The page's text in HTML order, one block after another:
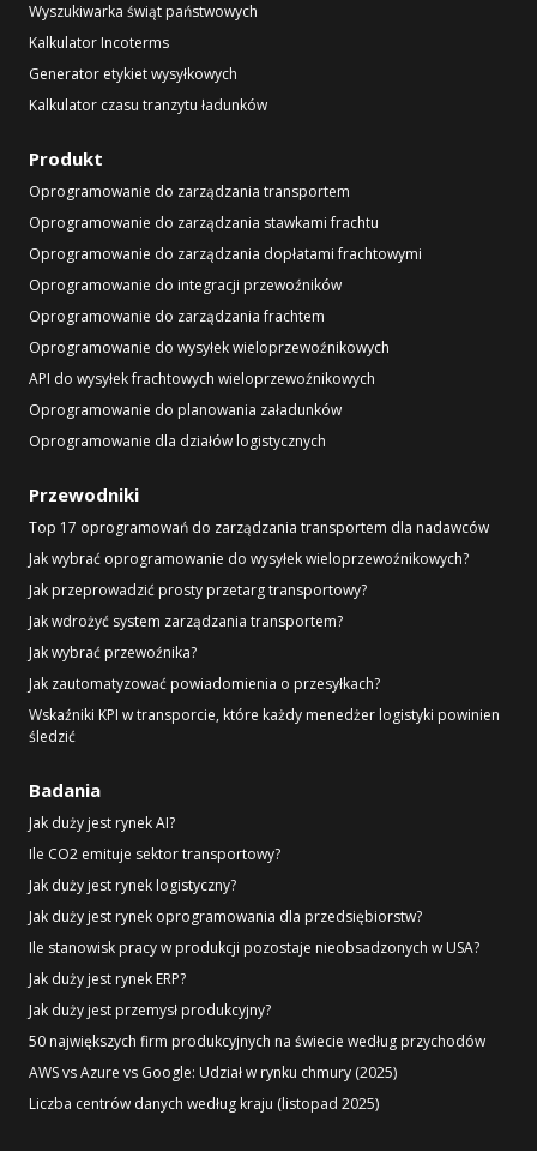
Wyszukiwarka świąt państwowych
Kalkulator Incoterms
Generator etykiet wysyłkowych
Kalkulator czasu tranzytu ładunków
Produkt
Oprogramowanie do zarządzania transportem
Oprogramowanie do zarządzania stawkami frachtu
Oprogramowanie do zarządzania dopłatami frachtowymi
Oprogramowanie do integracji przewoźników
Oprogramowanie do zarządzania frachtem
Oprogramowanie do wysyłek wieloprzewoźnikowych
API do wysyłek frachtowych wieloprzewoźnikowych
Oprogramowanie do planowania załadunków
Oprogramowanie dla działów logistycznych
Przewodniki
Top 17 oprogramowań do zarządzania transportem dla nadawców
Jak wybrać oprogramowanie do wysyłek wieloprzewoźnikowych?
Jak przeprowadzić prosty przetarg transportowy?
Jak wdrożyć system zarządzania transportem?
Jak wybrać przewoźnika?
Jak zautomatyzować powiadomienia o przesyłkach?
Wskaźniki KPI w transporcie, które każdy menedżer logistyki powinien
śledzić
Badania
Jak duży jest rynek AI?
Ile CO2 emituje sektor transportowy?
Jak duży jest rynek logistyczny?
Jak duży jest rynek oprogramowania dla przedsiębiorstw?
Ile stanowisk pracy w produkcji pozostaje nieobsadzonych w USA?
Jak duży jest rynek ERP?
Jak duży jest przemysł produkcyjny?
50 największych firm produkcyjnych na świecie według przychodów
AWS vs Azure vs Google: Udział w rynku chmury (2025)
Liczba centrów danych według kraju (listopad 2025)